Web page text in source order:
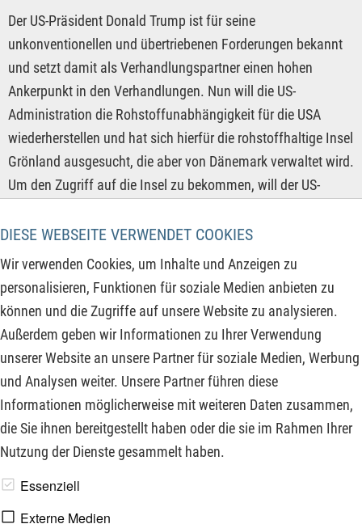
DIESE WEBSEITE VERWENDET COOKIES
Wir verwenden Cookies, um Inhalte und Anzeigen zu
personalisieren, Funktionen für soziale Medien anbieten zu
können und die Zugriffe auf unsere Website zu analysieren.
Außerdem geben wir Informationen zu Ihrer Verwendung
unserer Website an unsere Partner für soziale Medien, Werbung
und Analysen weiter. Unsere Partner führen diese
Informationen möglicherweise mit weiteren Daten zusammen,
die Sie ihnen bereitgestellt haben oder die sie im Rahmen Ihrer
Nutzung der Dienste gesammelt haben.
Essenziell
Externe Medien
Der US-Präsident Donald Trump ist für seine
unkonventionellen und übertriebenen Forderungen bekannt
und setzt damit als Verhandlungspartner einen hohen
Ankerpunkt in den Verhandlungen. Nun will die US-
Administration die Rohstoffunabhängigkeit für die USA
wiederherstellen und hat sich hierfür die rohstoffhaltige Insel
Grönland ausgesucht, die aber von Dänemark verwaltet wird.
Um den Zugriff auf die Insel zu bekommen, will der US-
Insel durch die USA stellen, mit neuen Zöllen belegen,
darunter auch die Bundesrepublik mit nochmals 10 %
Sonderzoll ab 1. Februar 2026. Damit eskaliert die Lage
zwischen den NATO-Bündnisstaaten und es zeigt gleichzeitig
auf, welche Priorität die Rohstoffversorgung der US-
Wirtschaft mittlerweile einnimmt. Daher sollten Investoren
auf Rohstoffunternehmen wie diese schauen.
www.derfinanzinvestor.de - © 2026 - Die Publikation für